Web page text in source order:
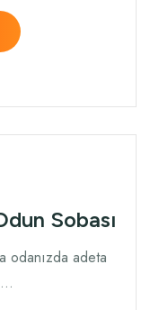
Sobası
odanızda adeta
…